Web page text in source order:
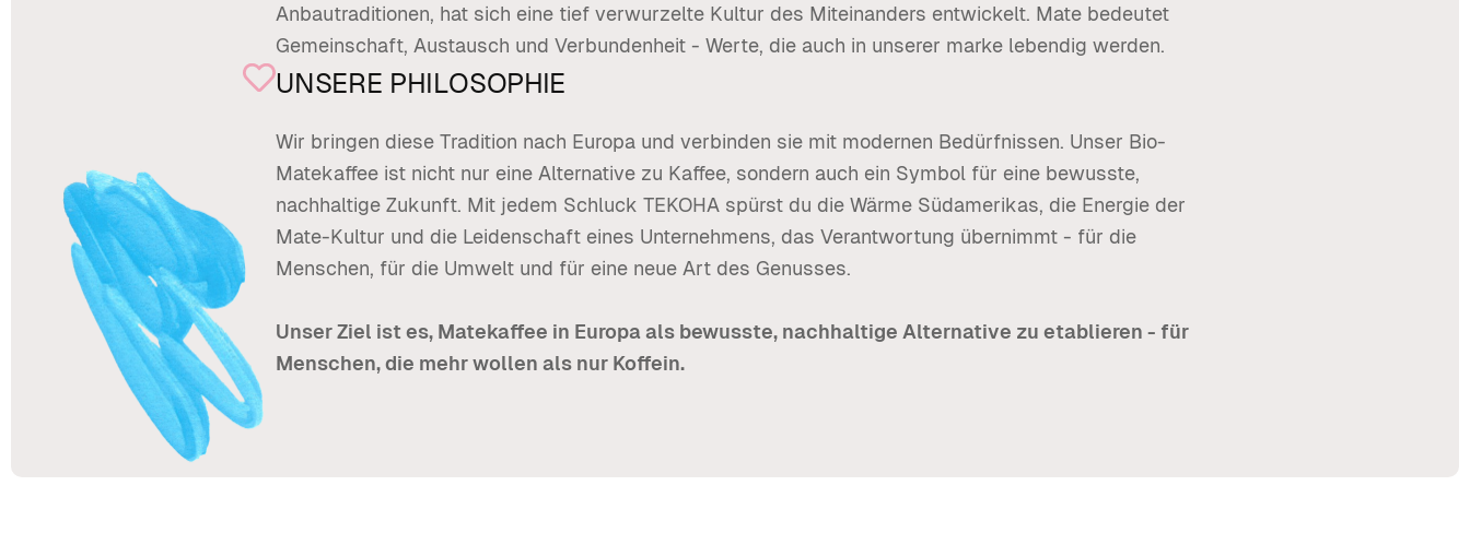
Anbautraditionen, hat sich eine tief verwurzelte Kultur des Miteinanders entwickelt. Mate bedeutet
Gemeinschaft, Austausch und Verbundenheit - Werte, die auch in unserer marke lebendig werden.
UNSERE PHILOSOPHIE
Wir bringen diese Tradition nach Europa und verbinden sie mit modernen Bedürfnissen. Unser Bio-
Matekaffee ist nicht nur eine Alternative zu Kaffee, sondern auch ein Symbol für eine bewusste,
nachhaltige Zukunft. Mit jedem Schluck TEKOHA spürst du die Wärme Südamerikas, die Energie der
Mate-Kultur und die Leidenschaft eines Unternehmens, das Verantwortung übernimmt - für die
Menschen, für die Umwelt und für eine neue Art des Genusses.
Unser Ziel ist es, Matekaffee in Europa als bewusste, nachhaltige Alternative zu etablieren - für
Menschen, die mehr wollen als nur Koffein.